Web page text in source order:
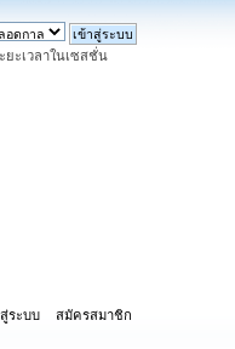
ยะเวลาในเซสชั่น
ระบบ สมัครสมาชิก